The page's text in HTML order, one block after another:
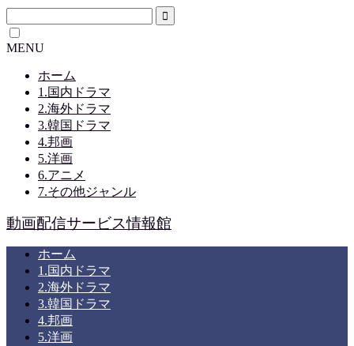
MENU
ホーム
1.国内ドラマ
2.海外ドラマ
3.韓国ドラマ
4.邦画
5.洋画
6.アニメ
7.その他ジャンル
動画配信サービス情報館
ホーム
1.国内ドラマ
2.海外ドラマ
3.韓国ドラマ
4.邦画
5.洋画